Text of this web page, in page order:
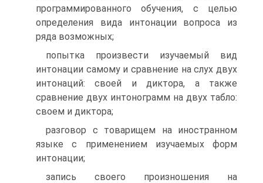
программированного обучения, с целью
определения вида интонации вопроса из
ряда возможных;
попытка произвести изучаемый вид
интонации самому и сравнение на слух двух
интонаций: своей и диктора, а также
сравнение двух интонограмм на двух табло:
своем и диктора;
разговор с товарищем на иностранном
языке с применением изучаемых форм
интонации;
запись своего произношения на